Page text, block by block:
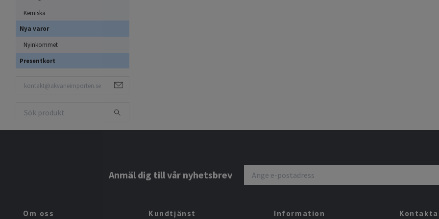
Kemiska
Nya varor
Nyinkommet
Presentkort
Anmäl dig till vår nyhetsbrev
Om oss Kundtjänst Information